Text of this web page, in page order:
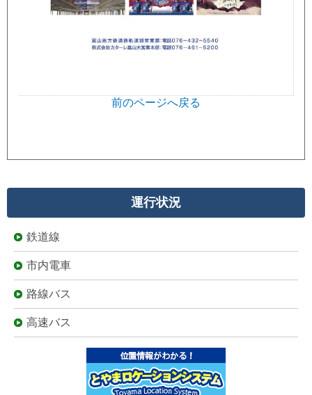
前のページへ戻る
運行状況
鉄道線
市内電車
路線バス
高速バス